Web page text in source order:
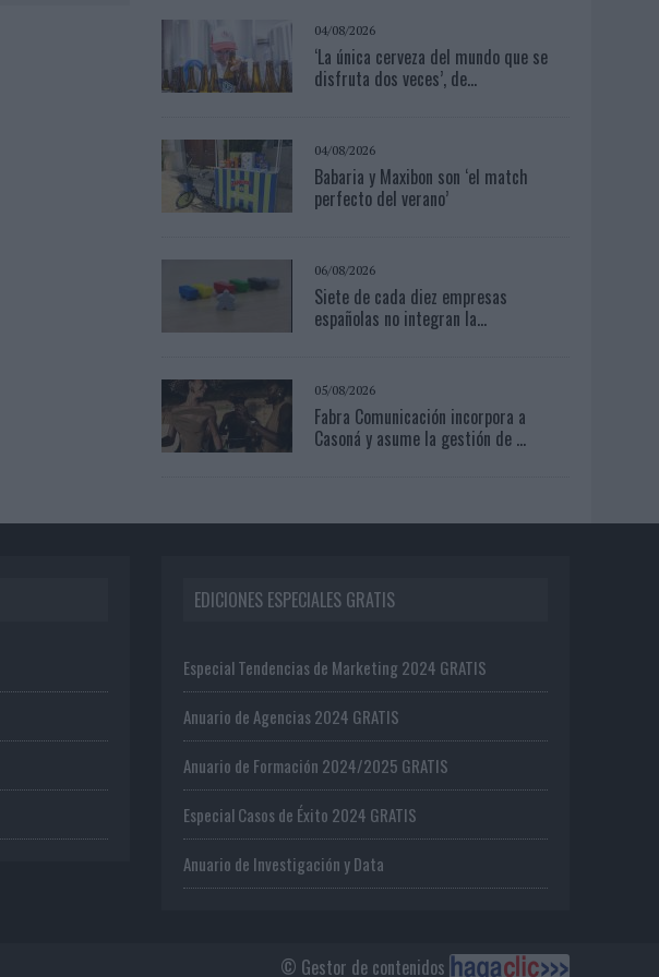
04/08/2026
‘La única cerveza del mundo que se
disfruta dos veces’, de...
04/08/2026
Babaria y Maxibon son ‘el match
perfecto del verano’
06/08/2026
Siete de cada diez empresas
españolas no integran la...
05/08/2026
Fabra Comunicación incorpora a
Casoná y asume la gestión de ...
EDICIONES ESPECIALES GRATIS
Especial Tendencias de Marketing 2024 GRATIS
Anuario de Agencias 2024 GRATIS
Anuario de Formación 2024/2025 GRATIS
Especial Casos de Éxito 2024 GRATIS
Anuario de Investigación y Data
© Gestor de contenidos